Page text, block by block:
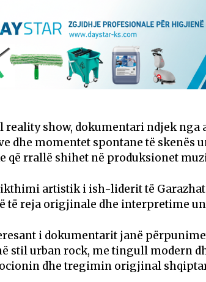
reality show, dokumentari ndjek nga
dhe momentet spontane të skenës
që rrallë shihet në produksionet
artistik i ish-liderit të
të reja origjinale dhe interpretime
i dokumentarit janë
stil urban rock, me tingull modern
dhe tregimin origjinal